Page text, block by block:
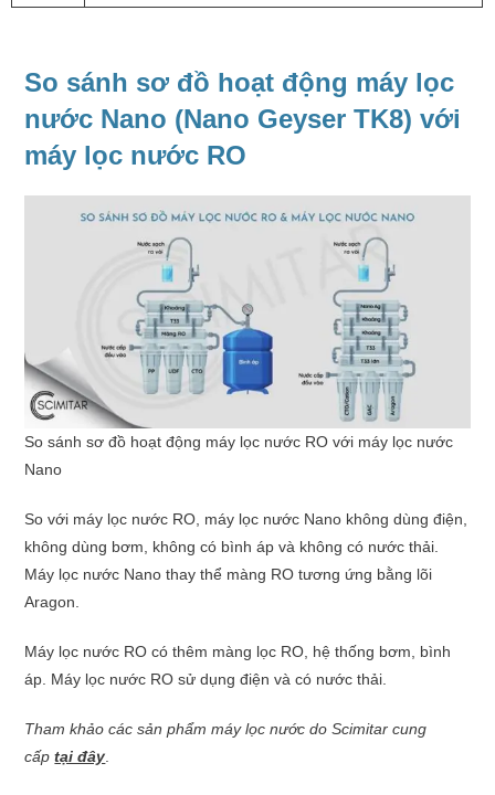
So sánh sơ đồ hoạt động máy lọc
nước Nano (Nano Geyser TK8) với
máy lọc nước RO
So sánh sơ đồ hoạt động máy lọc nước RO với máy lọc nước
Nano
So với máy lọc nước RO, máy lọc nước Nano không dùng điện,
không dùng bơm, không có bình áp và không có nước thải.
Máy lọc nước Nano thay thể màng RO tương ứng bằng lõi
Aragon.
Máy lọc nước RO có thêm màng lọc RO, hệ thống bơm, bình
áp. Máy lọc nước RO sử dụng điện và có nước thải.
Tham khảo các sản phẩm máy lọc nước do Scimitar cung
cấptại đây